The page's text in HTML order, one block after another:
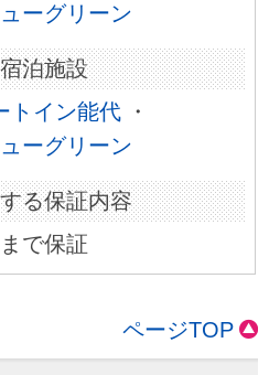
ーグリーン
トイン能代 ・
ーグリーン
で保証
ページTOP